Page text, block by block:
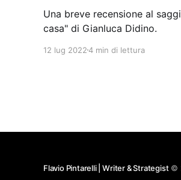
Una breve recensione al
casa" di Gianluca Didino.
12 lug 20224 min di lettura
Flavio Pintarelli | Writer & Strategist©